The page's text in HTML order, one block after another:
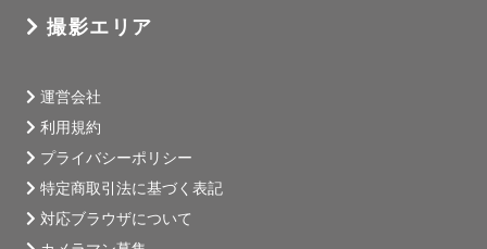
【実績】
撮影エリア
運営会社
利用規約
プライバシーポリシー
特定商取引法に基づく表記
対応ブラウザについて